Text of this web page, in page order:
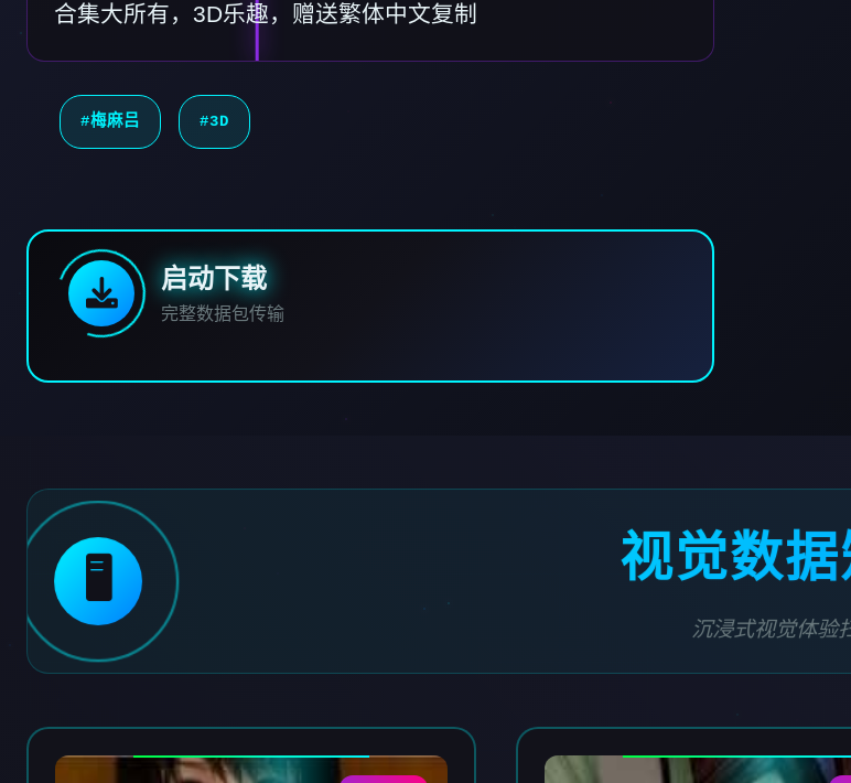
合集大所有，3D乐趣，赠送繁体中文复制
#梅麻吕 #3D
启动下载
完整数据包传输
🖥️ 视觉数
沉浸式视觉体验